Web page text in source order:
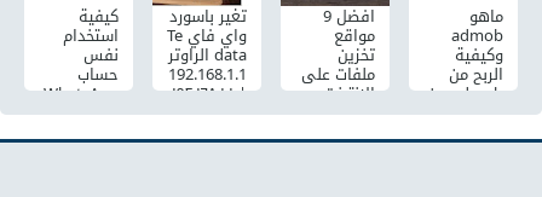
ماهو
admob
وكيفية
الربح من
admob من
خلال
تطبيقات
الاندرويد
افضل 9
مواقع
تخزين
ملفات على
الانترنت
مجانا بسعة
التخزين
عالية لعام
تغير باسورد
واي فاي Te
data الراوتر
192.168.1.1
| ١٩٢.١٦٨.١.١
من الجوال
كيفية
استخدام
نفس
حساب
WhatsApp
على
هاتفين